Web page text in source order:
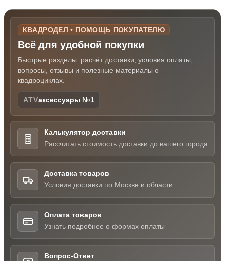
КВАДРОДЕЛ • ПОМОЩЬ ПОКУПАТЕЛЮ
Всё для удобной покупки
Быстрые разделы: расчёт доставки, условия оплаты,
вопросы, отзывы и полезные материалы о
квадроциклах.
ATVаксессуары №1
Калькулятор доставки
Рассчитать стоимость доставки до вашего города
Доставка товаров
Условия доставки по Москве и области
Оплата товаров
Узнать подробнее о формах оплаты
Вопрос-Ответ